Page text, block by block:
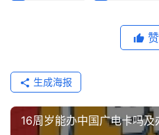
赞
生成海报
16周岁能办中国广电卡吗及